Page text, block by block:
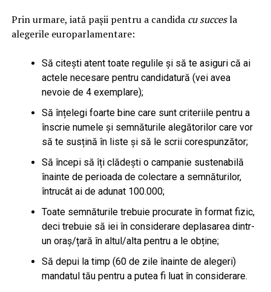
Prin urmare, iată pașii pentru a candida cu succesla
alegerile europarlamentare:
Să citești atent toate regulile și să te asiguri că ai
actele necesare pentru candidatură (vei avea
nevoie de 4 exemplare);
Să înțelegi foarte bine care sunt criteriile pentru a
înscrie numele și semnăturile alegătorilor care vor
să te susțină în liste și să le scrii corespunzător;
Să începi să îți clădești o campanie sustenabilă
înainte de perioada de colectare a semnăturilor,
întrucât ai de adunat 100.000;
Toate semnăturile trebuie procurate în format fizic,
deci trebuie să iei în considerare deplasarea dintr-
un oraș/țară în altul/alta pentru a le obține;
Să depui la timp (60 de zile înainte de alegeri)
mandatul tău pentru a putea fi luat în considerare.